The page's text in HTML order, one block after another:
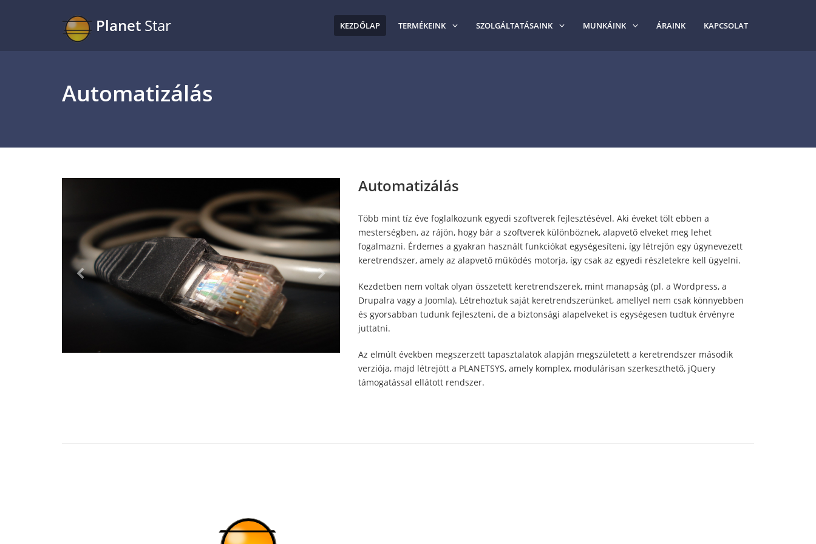
Planet Star KEZDŐLAP TERMÉKEINK SZOLGÁLTATÁSAINK MUNKÁINK ÁRAINK KAPCSOLAT
Automatizálás
Automatizálás
Több mint tíz éve foglalkozunk egyedi szoftverek fejlesztésével. Aki éveket tölt ebben a
mesterségben, az rájön, hogy bár a szoftverek különböznek, alapvető elveket meg lehet
fogalmazni. Érdemes a gyakran használt funkciókat egységesíteni, így létrejön egy úgynevezett
keretrendszer, amely az alapvető működés motorja, így csak az egyedi részletekre kell ügyelni.
Kezdetben nem voltak olyan összetett keretrendszerek, mint manapság (pl. a Wordpress, a
Drupalra vagy a Joomla). Létrehoztuk saját keretrendszerünket, amellyel nem csak könnyebben
és gyorsabban tudunk fejleszteni, de a biztonsági alapelveket is egységesen tudtuk érvényre
juttatni.
Az elmúlt években megszerzett tapasztalatok alapján megszületett a keretrendszer második
verziója, majd létrejött a PLANETSYS, amely komplex, modulárisan szerkeszthető, jQuery
támogatással ellátott rendszer.